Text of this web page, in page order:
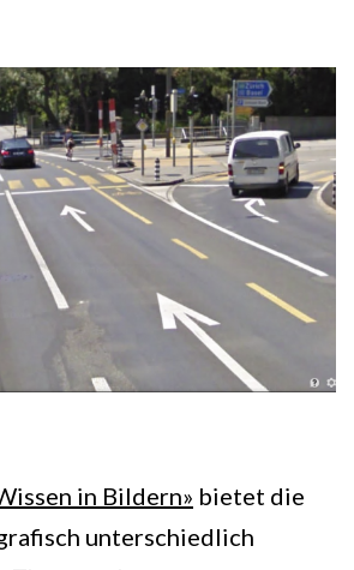
in Bildern» bietet die
unterschiedlich